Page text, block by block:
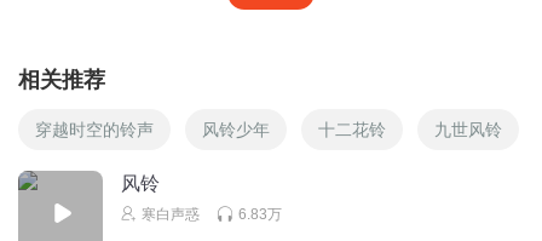
相关推荐
穿越时空的铃声 风铃少年 十二花铃 九世风铃
风铃
寒白声惑 6.83万